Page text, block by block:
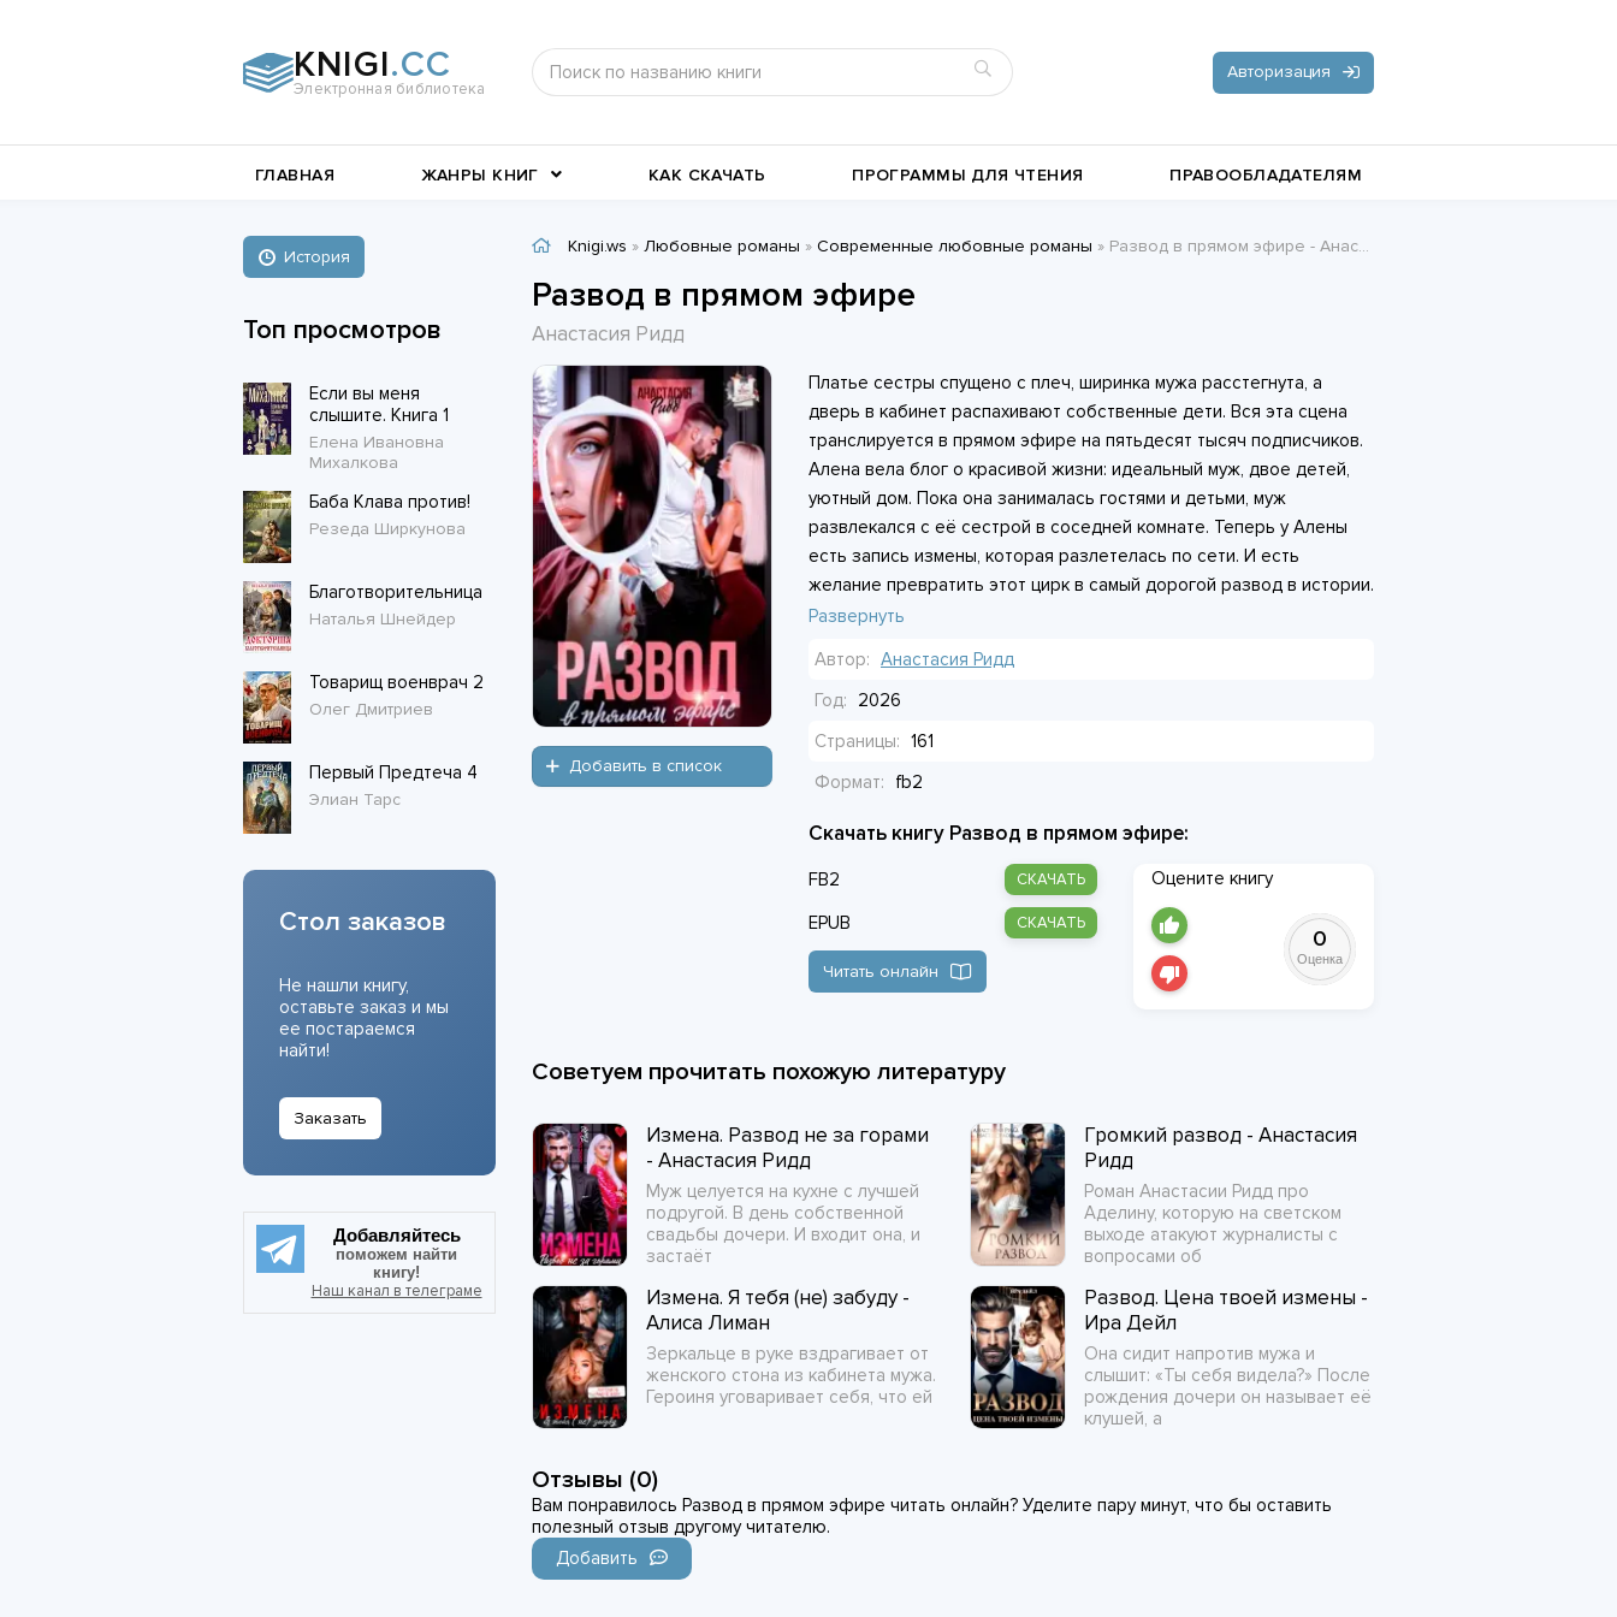
KNIGI.CC
Электронная библиотека
Авторизация
ГЛАВНАЯ ЖАНРЫ КНИГ
Книги о войне
Военное дело География, путевые заметки
Современные любовные
романы
романы
романы
Короткие любовные романы История Классика жанра Стихи и поэзия
КАК СКАЧАТЬ ПРОГРАММЫ ДЛЯ ЧТЕНИЯ ПРАВООБЛАДАТЕЛЯМ
Knigi.ws » Любовные романы » Современные любовные романы » Развод в прямом эфире - Анастасия Ридд
Развод в прямом эфире
Анастасия Ридд
Добавить в список
Платье сестры спущено с плеч, ширинка мужа расстегнута, а
дверь в кабинет распахивают собственные дети. Вся эта сцена
транслируется в прямом эфире на пятьдесят тысяч подписчиков.
Алена вела блог о красивой жизни: идеальный муж, двое детей,
уютный дом. Пока она занималась гостями и детьми, муж
развлекался с её сестрой в соседней комнате. Теперь у Алены
есть запись измены, которая разлетелась по сети. И есть
желание превратить этот цирк в самый дорогой развод в истории.
Осталось решить, что делать с репутацией, детьми и чувством,
Развернуть
Автор: Анастасия Ридд
Год:
2026
Страницы: 161
Формат:
fb2
Скачать книгу Развод в прямом эфире:
FB2 СКАЧАТЬ
EPUB СКАЧАТЬ
Читать онлайн
Оцените книгу
0
Оценка
Советуем прочитать похожую литературу
Измена. Развод не за горами
- Анастасия Ридд
Муж целуется на кухне с лучшей
подругой. В день собственной
свадьбы дочери. И входит она, и
застаёт
Громкий развод - Анастасия
Ридд
Роман Анастасии Ридд про
Аделину, которую на светском
выходе атакуют журналисты с
вопросами об
Измена. Я тебя (не) забуду -
Алиса Лиман
Зеркальце в руке вздрагивает от
женского стона из кабинета мужа.
Героиня уговаривает себя, что ей
Развод. Цена твоей измены -
Ира Дейл
Она сидит напротив мужа и
слышит: «Ты себя видела?» После
рождения дочери он называет её
клушей, а
Отзывы (0)
Вам понравилось Развод в прямом эфире читать онлайн? Уделите пару минут, что бы оставить
полезный отзыв другому читателю.
Добавить
История
Топ просмотров
Если вы меня
слышите. Книга 1
Елена Ивановна
Михалкова
Баба Клава против!
Резеда Ширкунова
Благотворительница
Наталья Шнейдер
Товарищ военврач 2
Олег Дмитриев
Первый Предтеча 4
Элиан Тарс
Стол заказов
Не нашли книгу,
оставьте заказ и мы
ее постараемся
найти!
Заказать
Добавляйтесь
поможем найти
книгу!
Наш канал в телеграме
Документальная